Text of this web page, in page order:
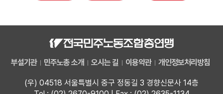
부설기관 민주노총 소개 오시는 길 이용약관 개인정보처리방침
(우) 04518 서울특별시 중구 정동길 3 경향신문사 14층